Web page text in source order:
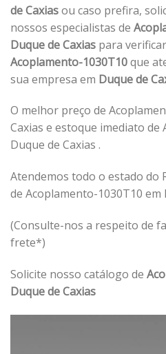
de Caxiasou caso prefira,
nossos especialistas de
Duque de Caxias para
Acoplamento-1030T10que
sua empresa em Duque de
O melhor preço de
Caxias e estoque imediato
Duque de Caxias .
Atendemos todo o estado do
de Acoplamento-1030T10 em
(Consulte-nos a respeito de
frete*)
Solicite nosso catálogo de
Duque de Caxias